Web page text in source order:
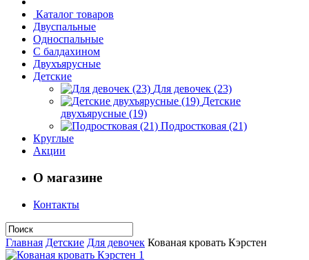
Каталог товаров
Двуспальные
Односпальные
С балдахином
Двухъярусные
Детские
Для девочек (23)
Детские
двухъярусные (19)
Подростковая (21)
Круглые
Акции
О магазине
Контакты
Главная Детские Для девочек Кованая кровать Кэрстен